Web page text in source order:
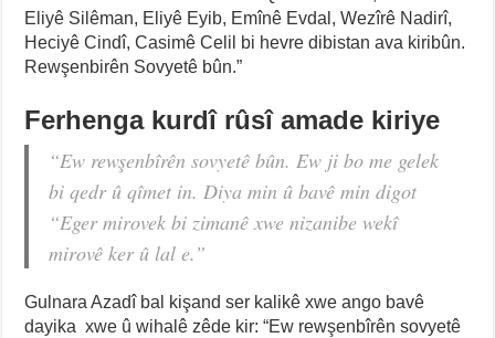
Eliyê Silêman, Eliyê Eyib, Emînê Evdal, Wezîrê Nadirî,
Heciyê Cindî, Casimê Celil bi hevre dibistan ava kiribûn.
Rewşenbirên Sovyetê bûn.”
Ferhenga kurdî rûsî amade kiriye
“Ew rewşenbîrên sovyetê bûn. Ew ji bo me gelek
bi qedr û qîmet in. Diya min û bavê min digot
“Eger mirovek bi zimanê xwe nizanibe wekî
mirovê ker û lal e.”
Gulnara Azadî bal kişand ser kalikê xwe ango bavê
dayika xwe û wihalê zêde kir: “Ew rewşenbîrên sovyetê